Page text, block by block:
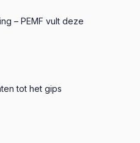
– PEMF vult deze
tot het gips